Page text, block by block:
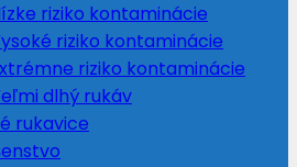
riziko kontaminácie
riziko kontaminácie
riziko kontaminácie
dlhý rukáv
rukavice